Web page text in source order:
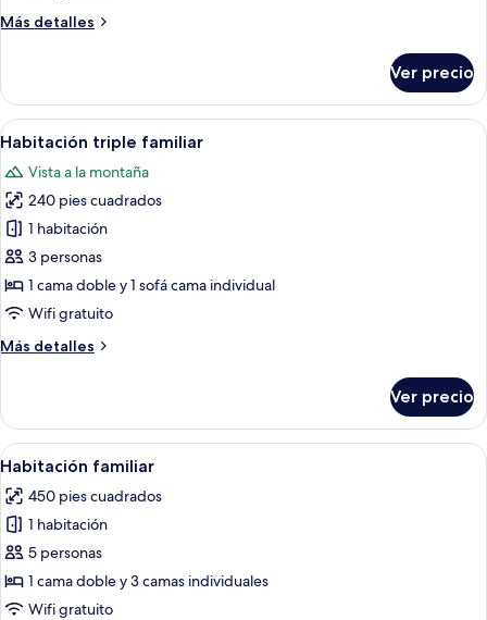
Más detalles
Más
doble
familiar
Ver precio
Abrir
todas
las
fotos
de
Habitación
triple
familiar
Una cama bien hecha con dos
14
Habitación triple familiar
Vista a la montaña
240 pies cuadrados
1 habitación
3 personas
1 cama doble y 1 sofá cama individual
Wifi gratuito
Más detalles
Más
triple
familiar
Ver precio
Abrir
todas
las
fotos
de
Habitación
familiar
Habitación de hotel con dos camas,
12
Habitación familiar
450 pies cuadrados
1 habitación
5 personas
1 cama doble y 3 camas individuales
Wifi gratuito